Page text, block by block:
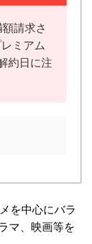
請求さ
ミアム
約日に注
を中心にバラ
マ、映画等を